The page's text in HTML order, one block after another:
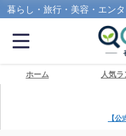
暮らし・旅行・美容・エン
ホーム 人気
【